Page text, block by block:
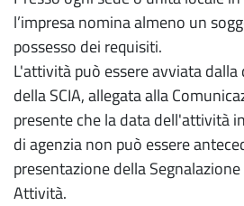
l’impresa nomina almeno un
possesso dei requisiti.
L'attività può essere avviata
della SCIA, allegata alla
presente che la data dell'attività
di agenzia non può essere
presentazione della
Attività.